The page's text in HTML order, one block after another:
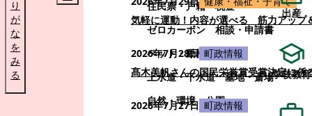
り
が
な
を
み
る
住民票・戸籍
税金
ゼロカーボン
相談・申請書
ペット・動植物
ごみ
上水道・下水道
墓地・斎場
自然・環境・公園
気軽に運動！内容が選べる 筋力アップ
2026年7月28日 町政情報
髙木美帆さんの国民栄誉賞受賞決定に係
2026年7月27日 町政情報
出産
学校教育